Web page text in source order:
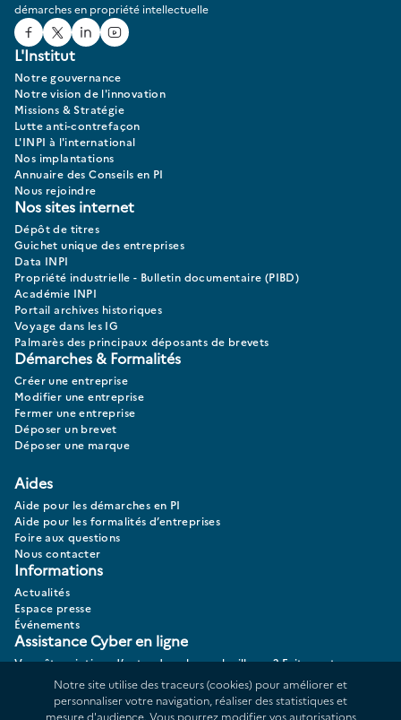
démarches en propriété intellectuelle
Facebook
TwitterLinked In
Youtube
L'Institut
Notre gouvernance
Notre vision de l'innovation
Missions & Stratégie
Lutte anti-contrefaçon
L'INPI à l'international
Nos implantations
Annuaire des Conseils en PI
Nous rejoindre
Nos sites internet
Dépôt de titres
Guichet unique des entreprises
Data INPI
Propriété industrielle - Bulletin documentaire (PIBD)
Académie INPI
Portail archives historiques
Voyage dans les IG
Palmarès des principaux déposants de brevets
Démarches & Formalités
Créer une entreprise
Modifier une entreprise
Fermer une entreprise
Déposer un brevet
Déposer une marque
Aides
Aide pour les démarches en PI
Aide pour les formalités d’entreprises
Foire aux questions
Nous contacter
Informations
Actualités
Espace presse
Événements
Assistance Cyber en ligne
Vous êtes victime d’actes de cybermalveillance? Faites votre
Notre site utilise des traceurs (cookies) pour améliorer et
personnaliser votre navigation, réaliser des statistiques et
mesure d'audience. Vous pourrez modifier vos autorisations